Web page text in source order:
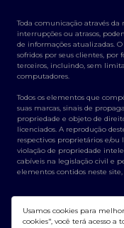
Toda comunicação através
interrupções ou atrasos,
de informações atualizadas.
sofridos por seus clientes, por
terceiros, incluindo, sem
computadores.
Todos os elementos que
suas marcas, sinais de
propriedade e objeto de
licenciados. A reprodução
respectivos proprietários e/
violação de propriedade
cabíveis na legislação civil e
elementos contidos neste
Usamos cookies para
cookies", você terá acesso a